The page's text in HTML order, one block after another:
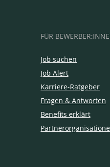
FÜR
Job suchen
Job Alert
Karriere-Ratgeber
Fragen & Antworten
Benefits erklärt